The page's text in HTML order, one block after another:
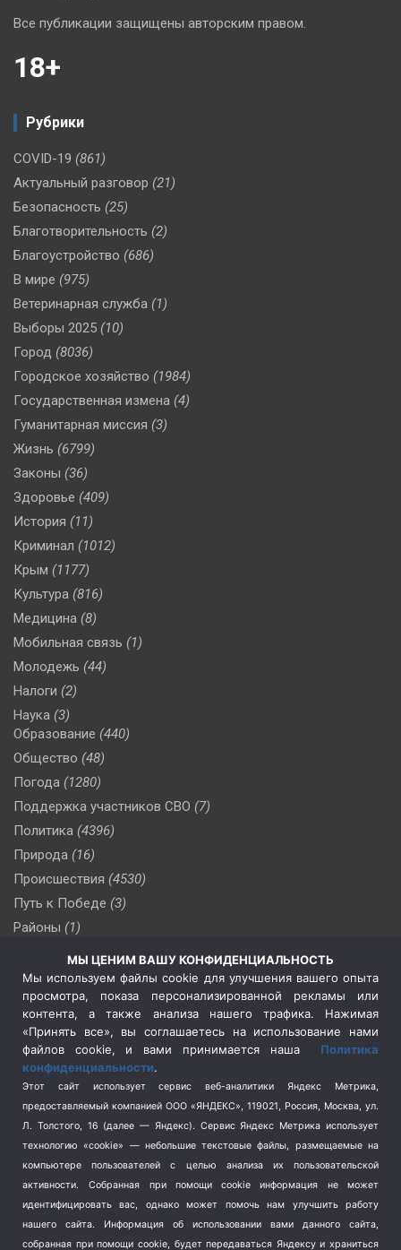
Все публикации защищены авторским правом.
18+
Рубрики
COVID-19 (861)
Актуальный разговор (21)
Безопасность (25)
Благотворительность (2)
Благоустройство (686)
В мире (975)
Ветеринарная служба (1)
Выборы 2025 (10)
Город (8036)
Городское хозяйство (1984)
Государственная измена (4)
Гуманитарная миссия (3)
Жизнь (6799)
Законы (36)
Здоровье (409)
История (11)
Криминал (1012)
Крым (1177)
Культура (816)
Медицина (8)
Мобильная связь (1)
Молодежь (44)
Налоги (2)
Наука (3)
Образование (440)
Общество (48)
Погода (1280)
Поддержка участников СВО (7)
Политика (4396)
Природа (16)
Происшествия (4530)
Путь к Победе (3)
Районы (1)
(510)
Сельское хозяйство (3)
Социальная политика
(3)
Спецоперация в Украине
Спецоперация на Украине
(404)
Спорт (740)
Терроризм (1)
Транспорт (262)
Туризм (178)
Флот (76)
Школа и спорт (2)
МЫ ЦЕНИМ ВАШУ КОНФИДЕНЦИАЛЬНОСТЬ
Мы используем файлы cookie для улучшения вашего опыта
просмотра, показа персонализированной рекламы или
контента, а также анализа нашего трафика. Нажимая
«Принять все», вы соглашаетесь на использование нами
файлов cookie, и вами принимается наша Политика
конфиденциальности.
Этот сайт использует сервис веб-аналитики Яндекс Метрика,
предоставляемый компанией ООО «ЯНДЕКС», 119021, Россия, Москва, ул.
Л. Толстого, 16 (далее — Яндекс). Сервис Яндекс Метрика использует
технологию «cookie» — небольшие текстовые файлы, размещаемые на
компьютере пользователей с целью анализа их пользовательской
активности.
Собранная при помощи cookie информация не может
идентифицировать вас, однако может помочь нам улучшить работу
нашего сайта. Информация об использовании вами данного сайта,
собранная при помощи cookie, будет передаваться Яндексу и храниться